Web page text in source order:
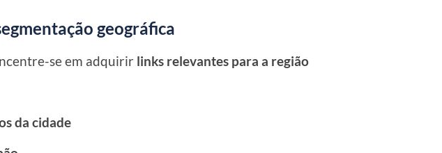
geográfica
se em adquirir links relevantes para a região
da cidade